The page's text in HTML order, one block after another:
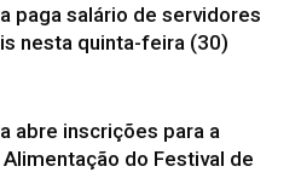
paga salário de servidores
nesta quinta-feira (30)
abre inscrições para a
do Festival de